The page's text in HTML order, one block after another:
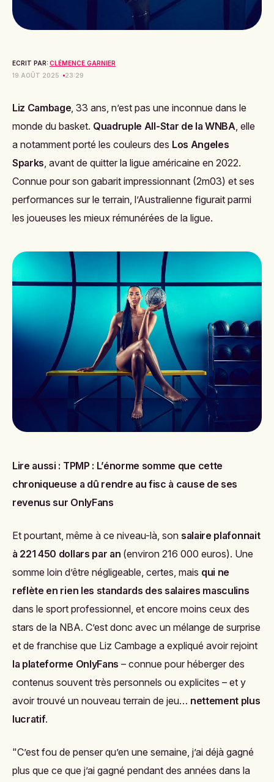
ECRIT PAR: CLÉMENCE GARNIER
19 AOÛT 2025
23:29
Liz Cambage, 33 ans, n’est pas une inconnue dans le
monde du basket. Quadruple All-Star de la WNBA, elle
a notamment porté les couleurs des Los Angeles
Sparks, avant de quitter la ligue américaine en 2022.
Connue pour son gabarit impressionnant (2m03) et ses
performances sur le terrain, l’Australienne figurait parmi
les joueuses les mieux rémunérées de la ligue.
Lire aussi : TPMP : L’énorme somme que cette
chroniqueuse a dû rendre au fisc à cause de ses
revenus sur OnlyFans
Et pourtant, même à ce niveau-là, son salaire plafonnait
à 221 450 dollars par an (environ 216 000 euros). Une
somme loin d’être négligeable, certes, mais qui ne
reflète en rien les standards des salaires masculins
dans le sport professionnel, et encore moins ceux des
stars de la NBA. C’est donc avec un mélange de surprise
et de franchise que Liz Cambage a expliqué avoir rejoint
la plateforme OnlyFans – connue pour héberger des
contenus souvent très personnels ou explicites – et y
avoir trouvé un nouveau terrain de jeu… nettement plus
lucratif.
"C’est fou de penser qu’en une semaine, j’ai déjà gagné
plus que ce que j’ai gagné pendant des années dans la